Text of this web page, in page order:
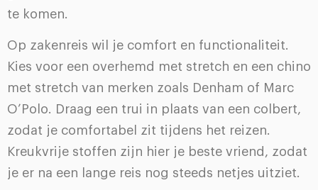
te komen.
Op zakenreis wil je comfort en functionaliteit.
Kies voor een overhemd met stretch en een chino
met stretch van merken zoals Denham of Marc
O’Polo. Draag een trui in plaats van een colbert,
zodat je comfortabel zit tijdens het reizen.
Kreukvrije stoffen zijn hier je beste vriend, zodat
je er na een lange reis nog steeds netjes uitziet.